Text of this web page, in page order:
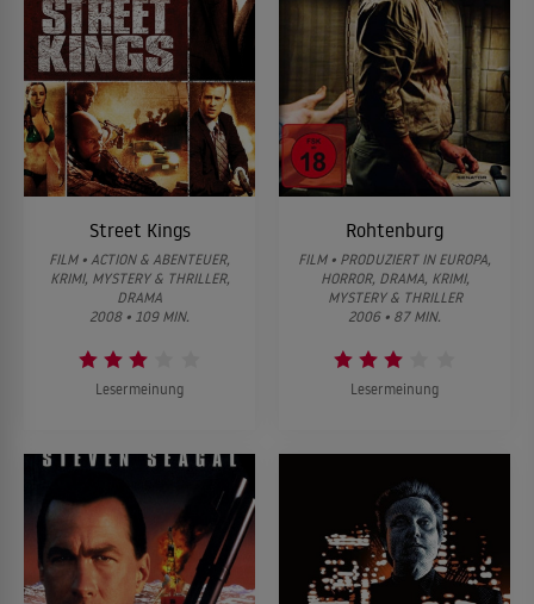
Street Kings
FILM • ACTION & ABENTEUER,
KRIMI, MYSTERY & THRILLER,
DRAMA
2008 • 109 MIN.
Lesermeinung
Rohtenburg
FILM • PRODUZIERT IN EUROPA,
HORROR, DRAMA, KRIMI,
MYSTERY & THRILLER
2006 • 87 MIN.
Lesermeinung